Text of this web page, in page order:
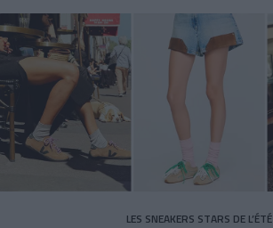
LES SNEAKERS STARS DE L’ÉTÉ